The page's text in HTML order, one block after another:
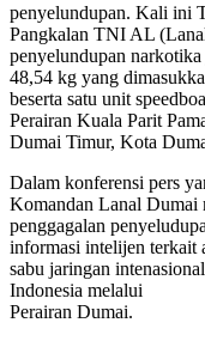
penyelundupan. Kali ini
Pangkalan TNI AL
penyelundupan
48,54 kg yang
beserta satu unit
Perairan Kuala Parit
Dumai Timur, Kota
Dalam konferensi pers
Komandan Lanal Dumai
penggagalan
informasi intelijen terkait
sabu jaringan
Indonesia melalui
Perairan Dumai.